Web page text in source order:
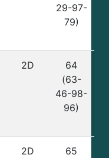
29-97-
79)
2D
64
(63-
46-98-
96)
2D
65